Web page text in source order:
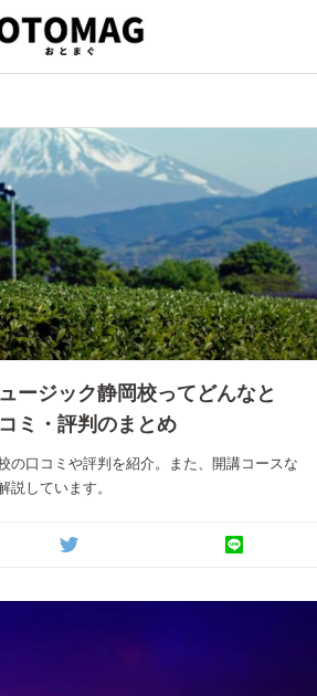
ージック静岡校ってどんなと
ミ・評判のまとめ
の口コミや評判を紹介。また、開講コースな
説しています。